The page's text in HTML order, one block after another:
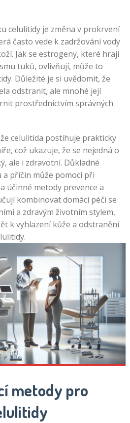
celulitidy je změna v prokrvení
často vede k zadržování vody
Jak se estrogeny, které hrají
tuků, ovlivňují, může to
Důležité je si uvědomit, že
odstranit, ale mnohé její
prostřednictvím správných
celulitida postihuje prakticky
což ukazuje, že se nejedná o
ale i zdravotní. Důkladné
příčin může pomoci při
účinné metody prevence a
kombinovat domácí péči se
a zdravým životním stylem,
k vyhlazení kůže a odstranění
metody pro